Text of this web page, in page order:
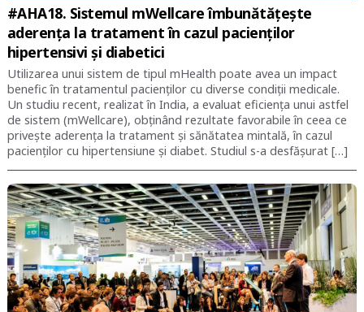
#AHA18. Sistemul mWellcare îmbunătățește
aderența la tratament în cazul pacienților
hipertensivi și diabetici
Utilizarea unui sistem de tipul mHealth poate avea un impact
benefic în tratamentul pacienților cu diverse condiții medicale.
Un studiu recent, realizat în India, a evaluat eficiența unui astfel
de sistem (mWellcare), obținând rezultate favorabile în ceea ce
privește aderența la tratament și sănătatea mintală, în cazul
pacienților cu hipertensiune și diabet. Studiul s-a desfășurat […]